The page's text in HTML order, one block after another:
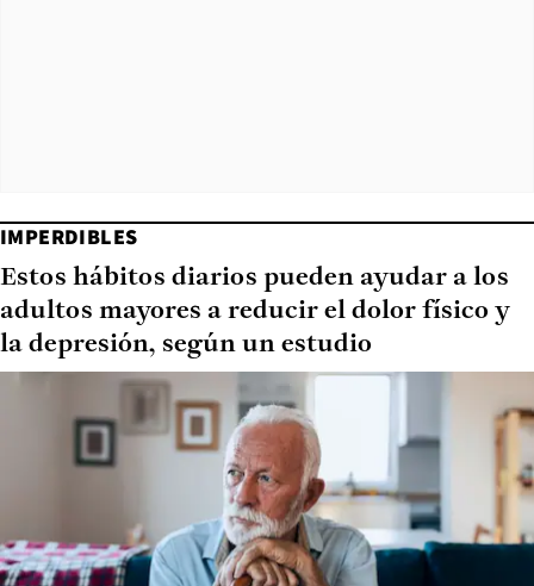
IMPERDIBLES
Estos hábitos diarios pueden ayudar a los
adultos mayores a reducir el dolor físico y
la depresión, según un estudio